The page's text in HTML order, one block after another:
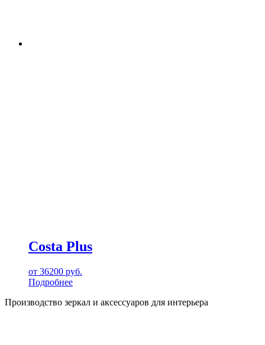
Costa Plus
от 36200 руб.
Подробнее
Производство зеркал и аксессуаров для интерьера